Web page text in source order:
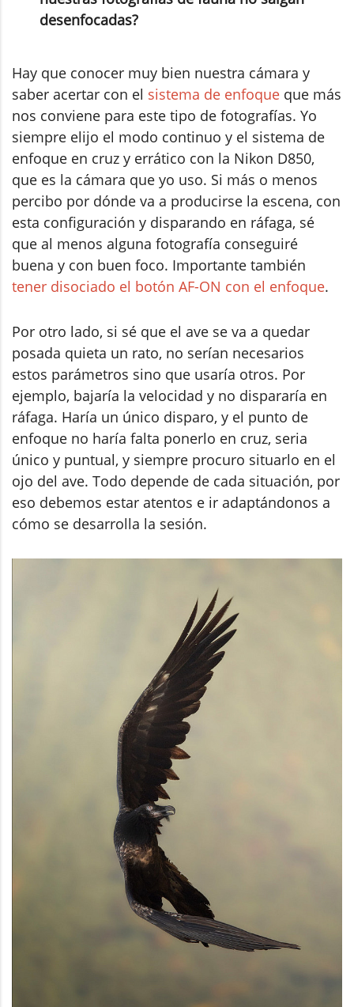
desenfocadas?
Hay que conocer muy bien nuestra cámara y
saber acertar con el sistema de enfoque que más
nos conviene para este tipo de fotografías. Yo
siempre elijo el modo continuo y el sistema de
enfoque en cruz y errático con la Nikon D850,
que es la cámara que yo uso. Si más o menos
percibo por dónde va a producirse la escena, con
esta configuración y disparando en ráfaga, sé
que al menos alguna fotografía conseguiré
buena y con buen foco. Importante también
tener disociado el botón AF-ON con el enfoque.
Por otro lado, si sé que el ave se va a quedar
posada quieta un rato, no serían necesarios
estos parámetros sino que usaría otros. Por
ejemplo, bajaría la velocidad y no dispararía en
ráfaga. Haría un único disparo, y el punto de
enfoque no haría falta ponerlo en cruz, seria
único y puntual, y siempre procuro situarlo en el
ojo del ave. Todo depende de cada situación, por
eso debemos estar atentos e ir adaptándonos a
cómo se desarrolla la sesión.